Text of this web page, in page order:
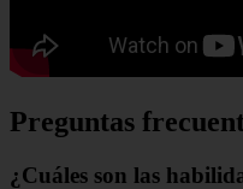
Preguntas
¿Cuáles son las